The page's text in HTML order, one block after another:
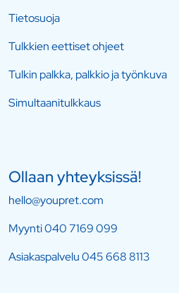
Tietosuoja
Tulkkien eettiset ohjeet
Tulkin palkka, palkkio ja työnkuva
Simultaanitulkkaus
Ollaan yhteyksissä!
hello@youpret.com
Myynti040 7169 099
Asiakaspalvelu045 668 8113